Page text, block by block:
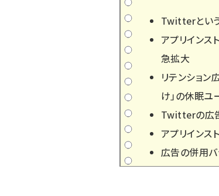
Twitterという
アプリインス
急拡大
リテンション
け」の休眠ユ
Twitterの広
アプリイン
広告の併用